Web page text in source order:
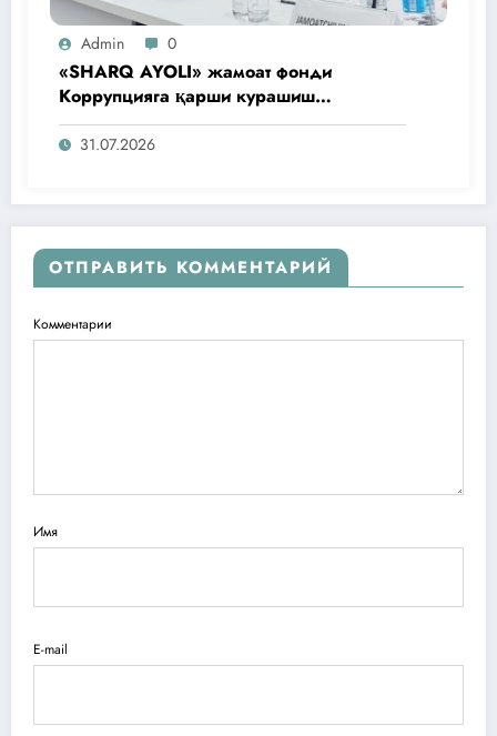
Admin 0
«SHARQ AYOLI» жамоат фонди
Коррупцияга қарши курашиш
агентлигидаги жамоат эшитувида
ташаббусларини тақдим этди
31.07.2026
ОТПРАВИТЬ КОММЕНТАРИЙ
Комментарии
Имя
E-mail